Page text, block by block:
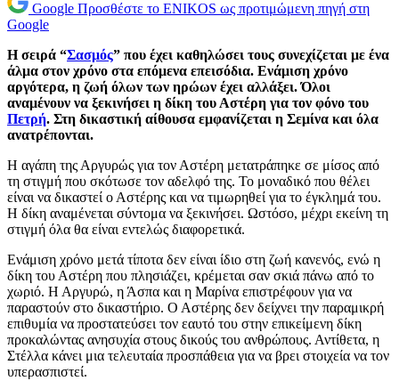
Google Προσθέστε το ENIKOS ως προτιμώμενη πηγή στη
Google
Η σειρά “Σασμός” που έχει καθηλώσει τους συνεχίζεται με ένα
άλμα στον χρόνο στα επόμενα επεισόδια. Ενάμιση χρόνο
αργότερα, η ζωή όλων των ηρώων έχει αλλάξει. Όλοι
αναμένουν να ξεκινήσει η δίκη του Αστέρη για τον φόνο του
Πετρή. Στη δικαστική αίθουσα εμφανίζεται η Σεμίνα και όλα
ανατρέπονται.
Η αγάπη της Αργυρώς για τον Αστέρη μετατράπηκε σε μίσος από
τη στιγμή που σκότωσε τον αδελφό της. Το μοναδικό που θέλει
είναι να δικαστεί ο Αστέρης και να τιμωρηθεί για το έγκλημά του.
Η δίκη αναμένεται σύντομα να ξεκινήσει. Ωστόσο, μέχρι εκείνη τη
στιγμή όλα θα είναι εντελώς διαφορετικά.
Ενάμιση χρόνο μετά τίποτα δεν είναι ίδιο στη ζωή κανενός, ενώ η
δίκη του Αστέρη που πλησιάζει, κρέμεται σαν σκιά πάνω από το
χωριό. Η Αργυρώ, η Άσπα και η Μαρίνα επιστρέφουν για να
παραστούν στο δικαστήριο. Ο Αστέρης δεν δείχνει την παραμικρή
επιθυμία να προστατεύσει τον εαυτό του στην επικείμενη δίκη
προκαλώντας ανησυχία στους δικούς του ανθρώπους. Αντίθετα, η
Στέλλα κάνει μια τελευταία προσπάθεια για να βρει στοιχεία να τον
υπερασπιστεί.